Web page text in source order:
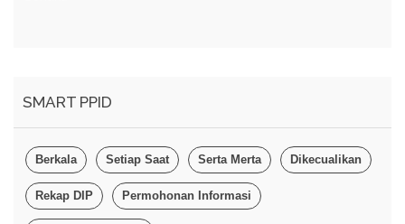
SMART PPID
Berkala Setiap Saat Serta Merta Dikecualikan
Rekap DIP Permohonan Informasi